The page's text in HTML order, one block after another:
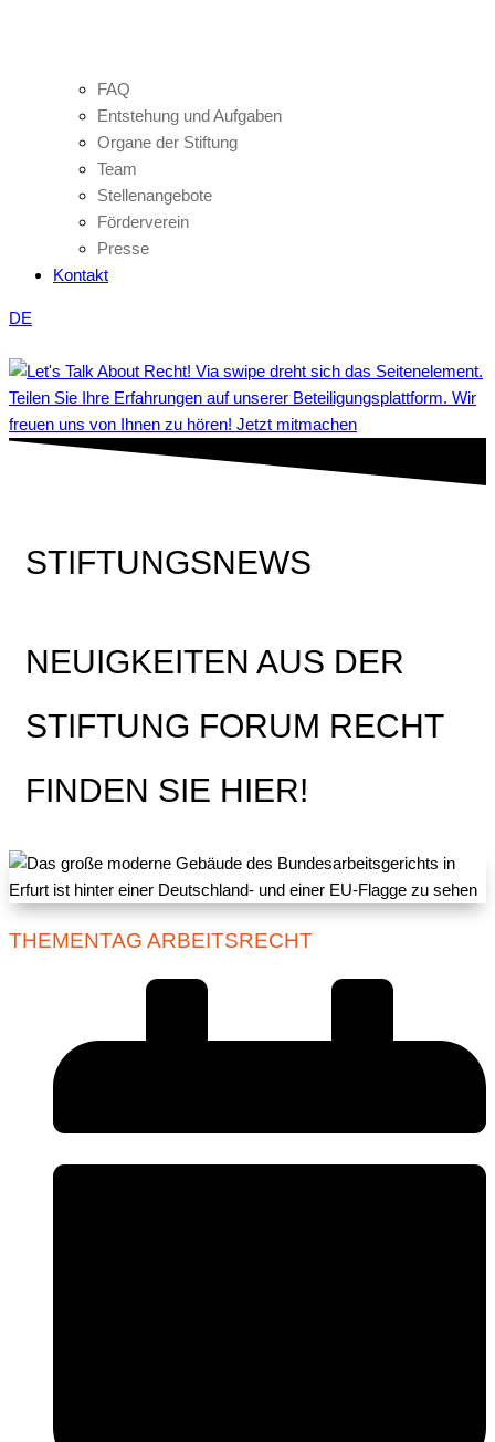
FAQ
Entstehung und Aufgaben
Organe der Stiftung
Team
Stellenangebote
Förderverein
Presse
Kontakt
DE
Teilen Sie Ihre Erfahrungen auf unserer Beteiligungsplattform. Wir
freuen uns von Ihnen zu hören! Jetzt mitmachen
STIFTUNGSNEWS
NEUIGKEITEN AUS DER
STIFTUNG FORUM RECHT
FINDEN SIE HIER!
THEMENTAG ARBEITSRECHT